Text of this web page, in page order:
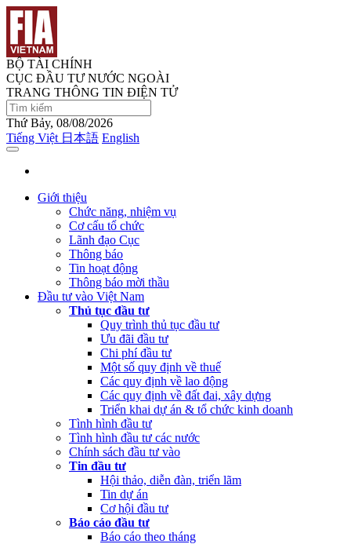
BỘ TÀI CHÍNH
CỤC ĐẦU TƯ NƯỚC NGOÀI
TRANG THÔNG TIN ĐIỆN TỬ
Thứ Bảy, 08/08/2026
Tiếng Việt 日本語 English
Giới thiệu
Chức năng, nhiệm vụ
Cơ cấu tổ chức
Lãnh đạo Cục
Thông báo
Tin hoạt động
Thông báo mời thầu
Đầu tư vào Việt Nam
Thủ tục đầu tư
Quy trình thủ tục đầu tư
Ưu đãi đầu tư
Chi phí đầu tư
Một số quy định về thuế
Các quy định về lao động
Các quy định về đất đai, xây dựng
Triển khai dự án & tổ chức kinh doanh
Tình hình đầu tư
Tình hình đầu tư các nước
Chính sách đầu tư vào
Tin đầu tư
Hội thảo, diễn đàn, triển lãm
Tin dự án
Cơ hội đầu tư
Báo cáo đầu tư
Báo cáo theo tháng